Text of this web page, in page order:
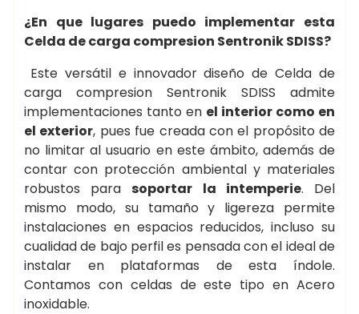
¿En que lugares puedo implementar esta
Celda de carga compresion Sentronik SDISS?
Este versátil e innovador diseño de Celda de
carga compresion Sentronik SDISS admite
implementaciones tanto en el interior como en
el exterior, pues fue creada con el propósito de
no limitar al usuario en este ámbito, además de
contar con protección ambiental y materiales
robustos parasoportar la intemperie. Del
mismo modo, su tamaño y ligereza permite
instalaciones en espacios reducidos, incluso su
cualidad de bajo perfil es pensada con el ideal de
instalar en plataformas de esta índole.
Contamos con celdas de este tipo en Acero
inoxidable.